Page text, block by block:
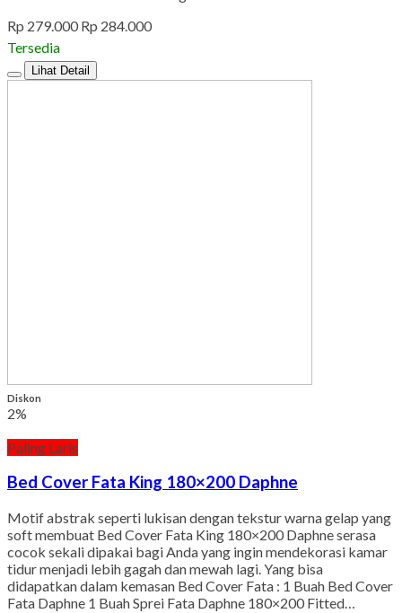
Rp 279.000 Rp 284.000
Tersedia
Lihat Detail
Diskon
2%
Paling Laris
Bed Cover Fata King 180×200 Daphne
Motif abstrak seperti lukisan dengan tekstur warna gelap yang
soft membuat Bed Cover Fata King 180×200 Daphne serasa
cocok sekali dipakai bagi Anda yang ingin mendekorasi kamar
tidur menjadi lebih gagah dan mewah lagi. Yang bisa
didapatkan dalam kemasan Bed Cover Fata : 1 Buah Bed Cover
Fata Daphne 1 Buah Sprei Fata Daphne 180×200 Fitted…